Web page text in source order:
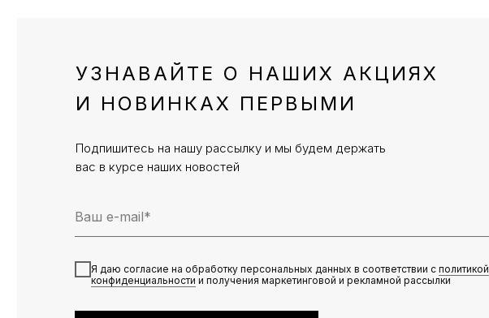
УЗНАВАЙТЕ О НАШИХ АКЦИЯХ
И НОВИНКАХ ПЕРВЫМИ
Я даю согласие на обработку персональных данных в соответствии с политикой
конфиденциальности и получения маркетинговой и рекламной рассылки
Подпишитесь на нашу рассылку и мы будем держать
вас в курсе наших новостей